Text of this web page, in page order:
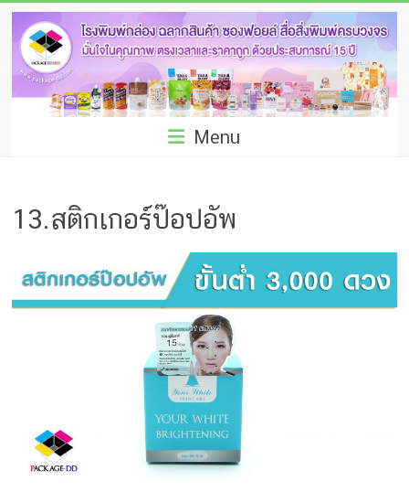
Skip
content
โรง
พิมพ์
กล่อง
ผลิต
ซอง
ฟอยล์
รับ
ครีม
บรรจุ
Menu
13.สติกเกอร์ป๊อปอัพ